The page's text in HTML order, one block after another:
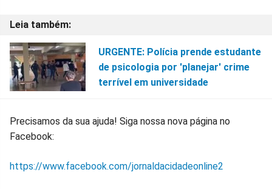
URGENTE: Polícia prende estudante
de psicologia por 'planejar' crime
terrível em universidade
Precisamos da sua ajuda! Siga nossa nova página no
Facebook:
https://www.facebook.com/jornaldacidadeonline2